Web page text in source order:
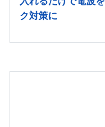
ク対策に